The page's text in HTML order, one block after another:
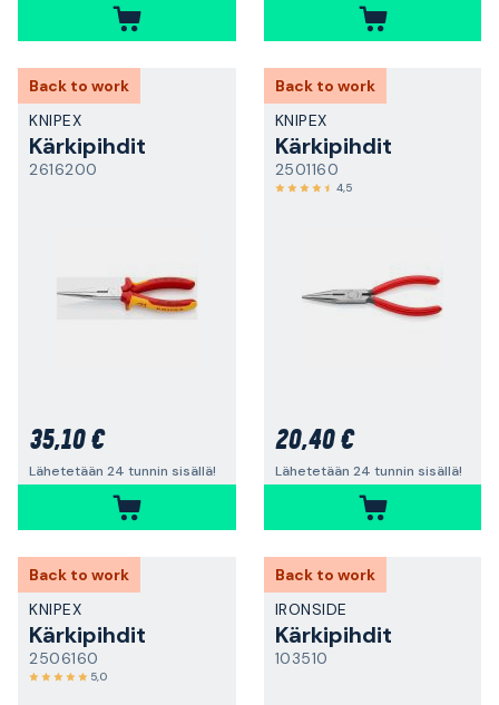
Back to work
KNIPEX
Kärkipihdit
2616200
35,10 €
Lähetetään 24 tunnin sisällä!
Back to work
KNIPEX
Kärkipihdit
2501160
4,5
20,40 €
Lähetetään 24 tunnin sisällä!
Back to work
KNIPEX
Kärkipihdit
2506160
5,0
Back to work
IRONSIDE
Kärkipihdit
103510